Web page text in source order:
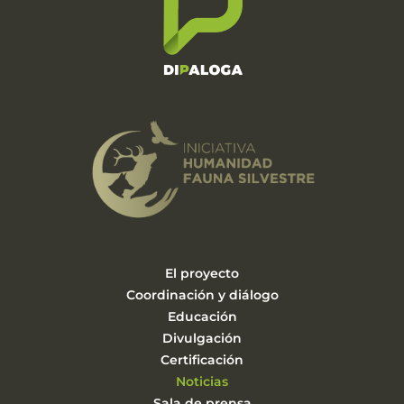
El proyecto
Coordinación y diálogo
Educación
Divulgación
Certificación
Noticias